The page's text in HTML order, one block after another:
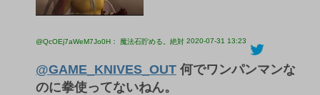
@QcOEj7aWeM7Jo0H： 魔法石貯める。絶対 2020-07-31 13:23
@GAME_KNIVES_OUT 何でワンパンマンな
のに拳使ってないねん。